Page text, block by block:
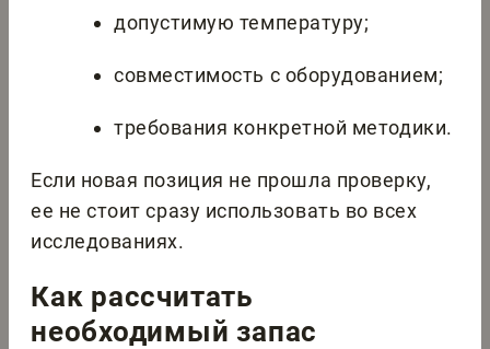
допустимую температуру;
совместимость с оборудованием;
требования конкретной методики.
Если новая позиция не прошла проверку,
ее не стоит сразу использовать во всех
исследованиях.
Как рассчитать
необходимый запас